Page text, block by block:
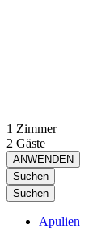
1 Zimmer
2 Gäste
ANWENDEN
Suchen
Suchen
Apulien